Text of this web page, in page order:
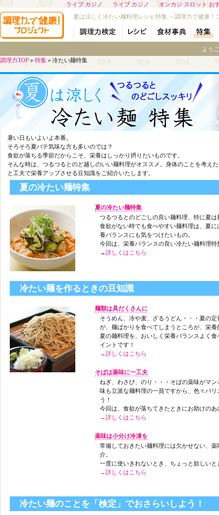
ライブ カジノ ライブ カジノ
オンカジ スロット お
夏は涼しく冷たい麺料理レシピ特集:～調理力で健康！
よう
調理力TOP» 特集 » 冷たい麺特集
暑い日もいよいよ本番。
そろそろ夏バテ気味な方も多いのでは？
食欲が落ちる季節だからこそ、栄養はしっかり摂りたいものです。
そんな時は、つるつるとのど越しのいい麺料理がオススメ。身体のことを考え
と工夫で栄養アップさせる豆知識をご紹介いたします。
夏の冷たい麺特集
夏の冷たい麺特集
つるつるとのどごしの良い麺料理、特に夏
食欲がない時でも食べやすい麺料理は、夏
養バランスにも気をつけたいもの。
今回は、栄養バランスの良い冷たい麺料理特
→詳しくはこちら
冷たい麺を作るときの豆知識
麺類は具だくさんに
そうめん、冷や麦、ざるうどん・・・夏の
が、麺ばかりを食べてしまうところが、栄
夏の麺料理を、おいしく栄養バランスよく
イントです！
→詳しくはこちら
そばは薬味に一工夫
ねぎ、わさび、のり・・・そばの薬味がマ
味も立派な麺料理の一員ですから、色々バ
う！
今回は、食欲が落ちてきたときにお助けの
→詳しくはこちら
薬味は小分け冷凍を
常備しておきたい麺料理には欠かせない、
介。
一度に使いきれないとき、ちょっと欲しいと
→詳しくはこちら
冷たい麺のことを「検定」でおさらいしよう！